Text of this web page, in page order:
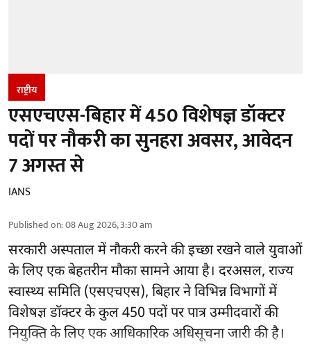
राष्ट्रीय
एसएचएस-बिहार में 450 विशेषज्ञ डॉक्टर
पदों पर नौकरी का सुनहरा अवसर, आवेदन
7 अगस्त से
IANS
Published on:08 Aug 2026, 3:30 am
सरकारी अस्पताल में नौकरी करने की इच्छा रखने वाले युवाओं
के लिए एक बेहतरीन मौका सामने आया है। दरअसल, राज्य
स्वास्थ्य समिति (एसएचएस), बिहार ने विभिन्न विभागों में
विशेषज्ञ डॉक्टर के कुल 450 पदों पर पात्र उम्मीदवारों की
नियुक्ति के लिए एक आधिकारिक अधिसूचना जारी की है।